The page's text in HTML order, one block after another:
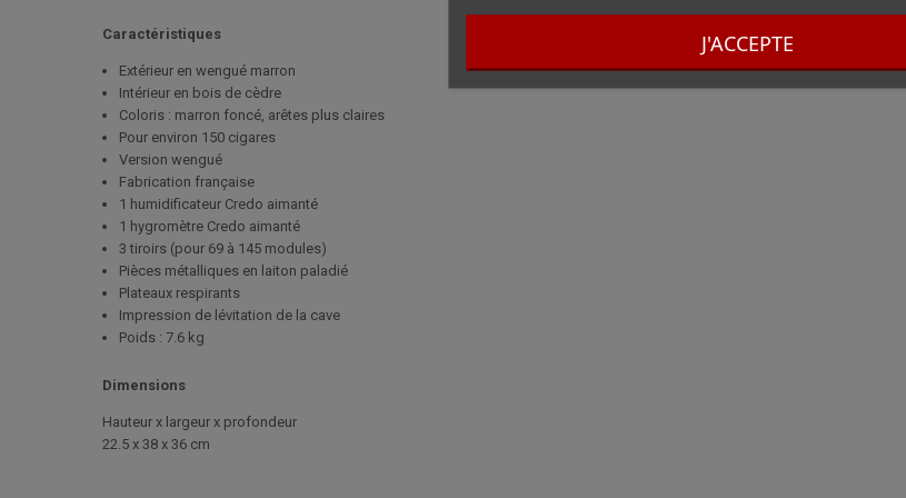
J'ACCEPTE
Caractéristiques
Extérieur en wengué marron
Intérieur en bois de cèdre
Coloris : marron foncé, arêtes plus claires
Pour environ 150 cigares
Version wengué
Fabrication française
1 humidificateur Credo aimanté
1 hygromètre Credo aimanté
3 tiroirs (pour 69 à 145 modules)
Pièces métalliques en laiton paladié
Plateaux respirants
Impression de lévitation de la cave
Poids : 7.6 kg
Dimensions
Hauteur x largeur x profondeur
22.5 x 38 x 36 cm